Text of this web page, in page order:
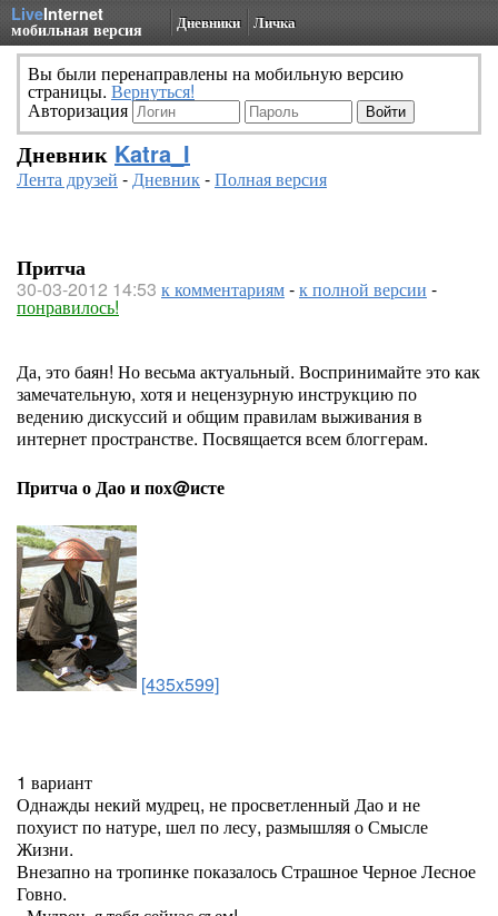
LiveInternet
мобильная версия Дневники Личка
Вы были перенаправлены на мобильную версию
страницы. Вернуться!
Авторизация
Дневник Katra_I
Лента друзей -Дневник-Полная версия
Притча
30-03-2012 14:53 к комментариям-к полной версии -
понравилось!
Да, это баян! Но весьма актуальный. Воспринимайте это как
замечательную, хотя и нецензурную инструкцию по
ведению дискуссий и общим правилам выживания в
интернет пространстве. Посвящается всем блоггерам.
Притча о Дао и пох@исте
[435x599]
1 вариант
Однажды некий мудрец, не просветленный Дао и не
похуист по натуре, шел по лесу, размышляя о Смысле
Жизни.
Внезапно на тропинке показалось Страшное Черное Лесное
Говно.